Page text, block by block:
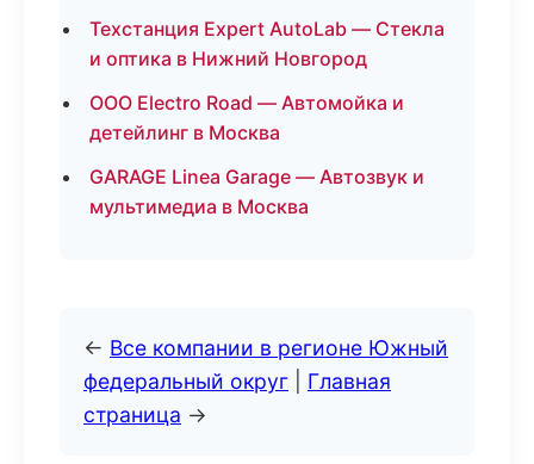
Техстанция Expert AutoLab — Стекла
и оптика в Нижний Новгород
ООО Electro Road — Автомойка и
детейлинг в Москва
GARAGE Linea Garage — Автозвук и
мультимедиа в Москва
← Все компании в регионе Южный
федеральный округ
Главная
страница →